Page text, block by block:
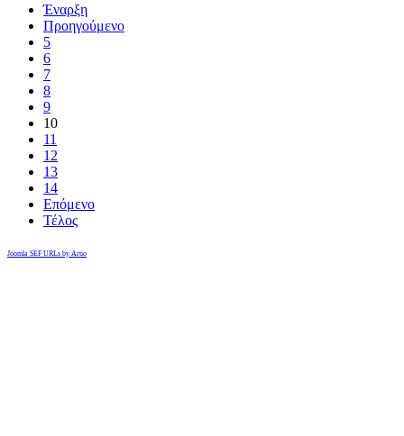
Έναρξη
Προηγούμενο
5
6
7
8
9
10
11
12
13
14
Επόμενο
Τέλος
Joomla SEF URLs by Artio